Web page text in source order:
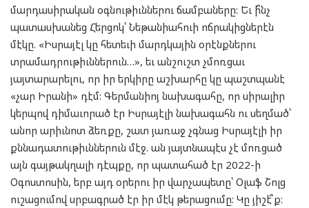
մարդասիրական օգնութիւններու ճամբաները: Եւ ի՞նչ
պատասխանեց Հերցոկ՝ Նեթանիահուի ոճրակիցներէն
մէկը. «Իսրայէլ կը հետեւի մարդկային օրէնքներու
տրամադրութիւններուն…», եւ անշուշտ չմոռցաւ
յայտարարելու, որ իր երկիրը աշխարհը կը պաշտպանէ
«չար Իրանի» դէմ: Գերմանիոյ նախագահը, որ սիրալիր
կերպով դիմաւորած էր Իսրայէլի նախագահն ու սեղմած՝
անոր արիւնոտ ձեռքը, շատ յառաջ չգնաց Իսրայէլի իր
քննադատութիւններուն մէջ. ան յայտնապէս չէ մոռցած
այն գայթակղալի դէպքը, որ պատահած էր 2022-ի
Օգոստոսին, երբ այդ օրերու իր վարչապետը՝ Օլաֆ Շոլց
ուշացումով սրբագրած էր իր մէկ թերացումը: Կը յիշէ՞ք: